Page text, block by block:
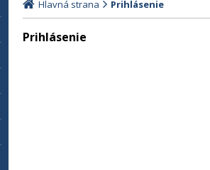
Hlavná strana Prihlásenie
Prihlásenie